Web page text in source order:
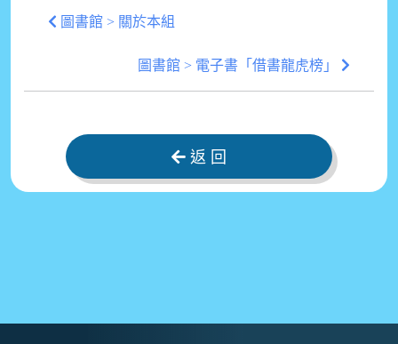
圖書館 > 關於本組
圖書館 > 電子書「借書龍虎榜」
返 回